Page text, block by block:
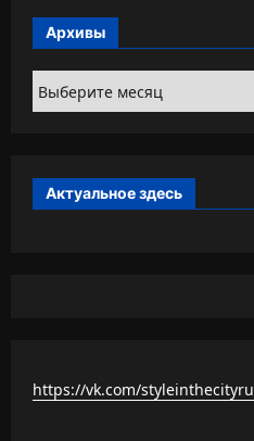
Архивы
Архивы
Актуальное здесь
https://vk.com/styleinthecityru